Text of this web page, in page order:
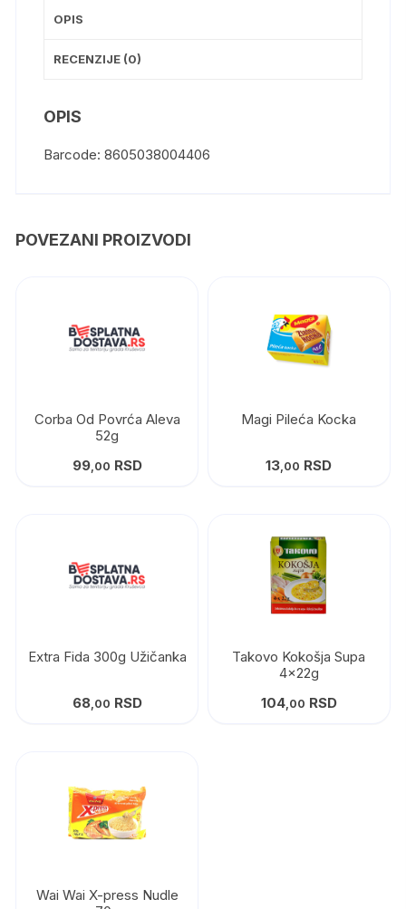
OPIS
RECENZIJE (0)
OPIS
Barcode: 8605038004406
POVEZANI PROIZVODI
Corba Od Povrća Aleva
52g
99,00 RSD
Magi Pileća Kocka
13 ,00 RSD
Extra Fida 300g Užičanka
68,00 RSD
Takovo Kokošja Supa
4x22g
104,00 RSD
Wai Wai X-press Nudle